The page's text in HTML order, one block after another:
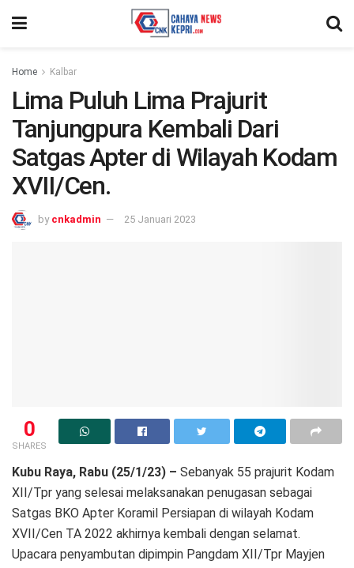
Home Kalbar
Lima Puluh Lima Prajurit
Tanjungpura Kembali Dari
Satgas Apter di Wilayah Kodam
XVII/Cen.
by cnkadmin 25 Januari 2023
0
SHARES
Kubu Raya, Rabu (25/1/23) – Sebanyak 55 prajurit Kodam
XII/Tpr yang selesai melaksanakan penugasan sebagai
Satgas BKO Apter Koramil Persiapan di wilayah Kodam
XVII/Cen TA 2022 akhirnya kembali dengan selamat.
Upacara penyambutan dipimpin Pangdam XII/Tpr Mayjen